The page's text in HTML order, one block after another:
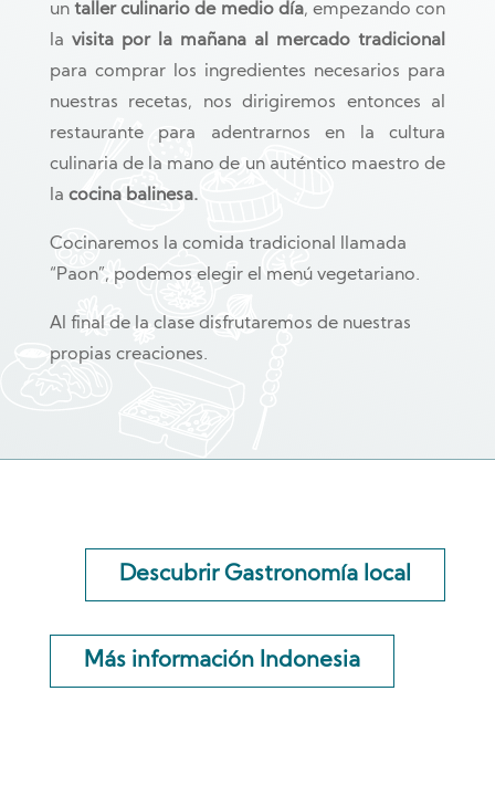
un taller culinario de medio día, empezando con
la visita por la mañana al mercado tradicional
para comprar los ingredientes necesarios para
nuestras recetas, nos dirigiremos entonces al
restaurante para adentrarnos en la cultura
culinaria de la mano de un auténtico maestro de
la cocina balinesa.
Cocinaremos la comida tradicional llamada
“Paon”, podemos elegir el menú vegetariano.
Al final de la clase disfrutaremos de nuestras
propias creaciones.
Descubrir Gastronomía local
Más información Indonesia